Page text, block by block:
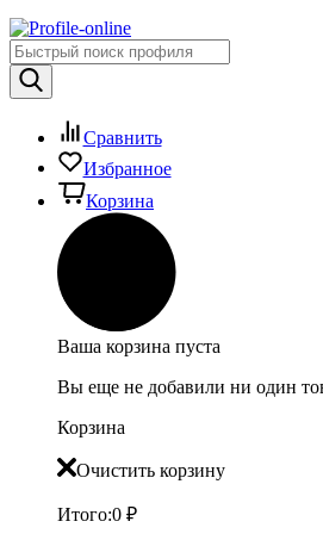
Сравнить
Избранное
Корзина
Ваша корзина пуста
Вы еще не добавили ни один
Корзина
Очистить корзину
Итого:0 ₽